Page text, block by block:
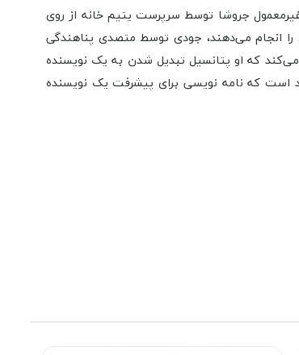
جروشا توسط سرپرست یتیم خانه از روی
را انجام می‌دهند، جودی توسط متصدی پناهندگی
که او پتانسیل تبدیل شدن به یک نویسنده
است که نامه نویسی برای پیشرفت یک نویسنده